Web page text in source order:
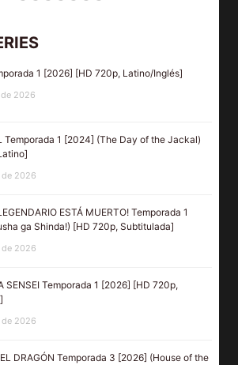
1 [2026] [HD 720p, Latino/Inglés]
2026
Temporada 1 [2024] (The Day of the Jackal)
2026
ESTÁ MUERTO! Temporada 1
ga Shinda!) [HD 720p, Subtitulada]
2026
SENSEI Temporada 1 [2026] [HD 720p,
2026
DRAGÓN Temporada 3 [2026] (House of the